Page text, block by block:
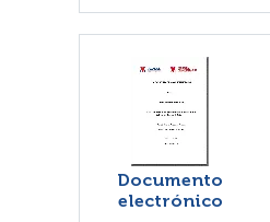
Documento
electrónico